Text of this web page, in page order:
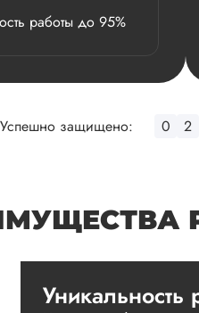
работы до 95%
Успешно защищено: 2
0
Уникальность